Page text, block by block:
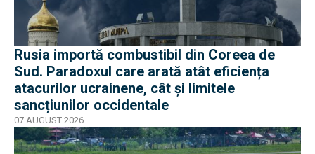
Rusia importă combustibil din Coreea de
Sud. Paradoxul care arată atât eficiența
atacurilor ucrainene, cât și limitele
sancțiunilor occidentale
07 AUGUST 2026